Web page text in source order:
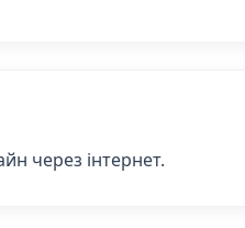
через інтернет.